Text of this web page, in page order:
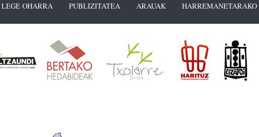
LEGE OHARRA PUBLIZITATEA ARAUAK HARREMANETARAKO